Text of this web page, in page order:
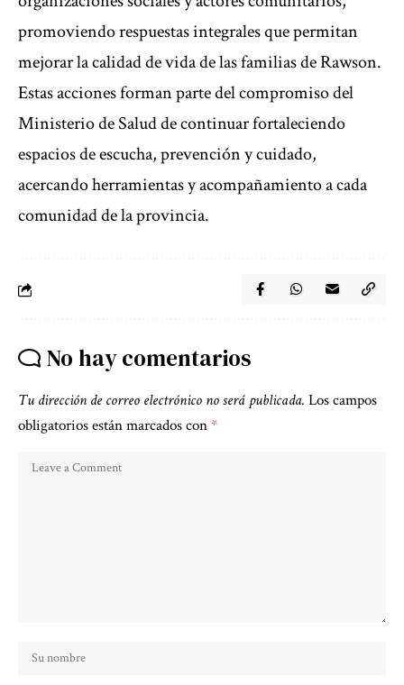
promoviendo respuestas integrales que permitan
mejorar la calidad de vida de las familias de Rawson.
Estas acciones forman parte del compromiso del
Ministerio de Salud de continuar fortaleciendo
espacios de escucha, prevención y cuidado,
acercando herramientas y acompañamiento a cada
comunidad de la provincia.
No hay comentarios
Tu dirección de correo electrónico no será publicada. Los campos
obligatorios están marcados con*